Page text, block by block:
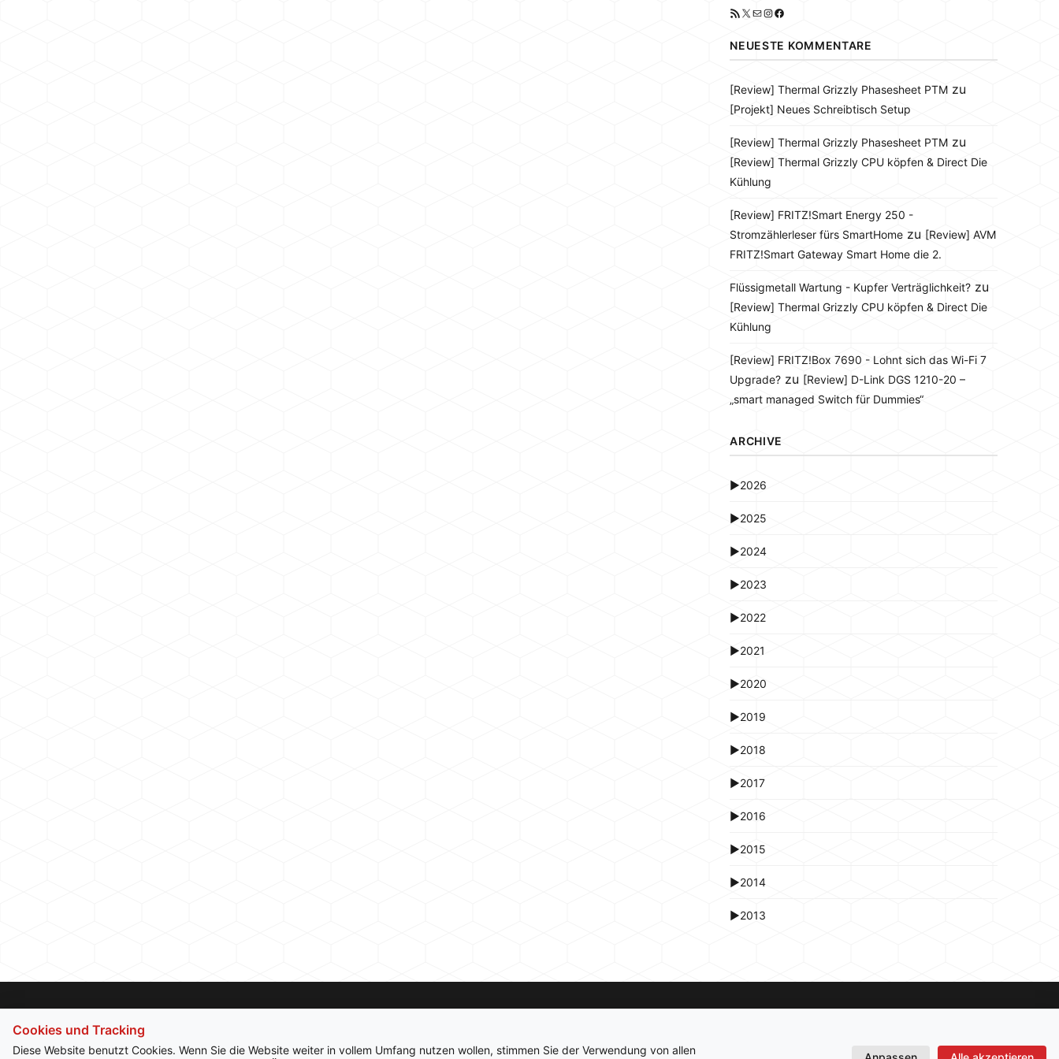
RSS-Feed
X E-MailInstagram
Facebook
NEUESTE KOMMENTARE
[Review] Thermal Grizzly Phasesheet PTM zu
[Projekt] Neues Schreibtisch Setup
[Review] Thermal Grizzly Phasesheet PTM zu
[Review] Thermal Grizzly CPU köpfen & Direct Die
Kühlung
[Review] FRITZ!Smart Energy 250 -
Stromzählerleser fürs SmartHome zu [Review] AVM
FRITZ!Smart Gateway Smart Home die 2.
Flüssigmetall Wartung - Kupfer Verträglichkeit? zu
[Review] Thermal Grizzly CPU köpfen & Direct Die
Kühlung
[Review] FRITZ!Box 7690 - Lohnt sich das Wi-Fi 7
Upgrade? zu [Review] D-Link DGS 1210-20 –
„smart managed Switch für Dummies“
ARCHIVE
►2026
►2025
►2024
►2023
►2022
►2021
►2020
►2019
►2018
►2017
►2016
►2015
►2014
►2013
Cookies und Tracking
Diese Website benutzt Cookies. Wenn Sie die Website weiter in vollem Umfang nutzen wollen, stimmen Sie der Verwendung von allen